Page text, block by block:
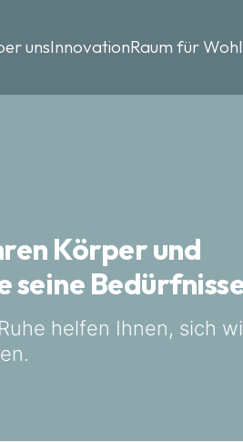
unsInnovationRaum für
Körper und
seine
helfen Ihnen, sich